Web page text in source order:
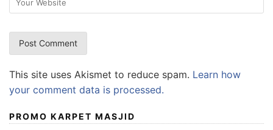
This site uses Akismet to reduce spam. Learn how
your comment data is processed.
PROMO KARPET MASJID